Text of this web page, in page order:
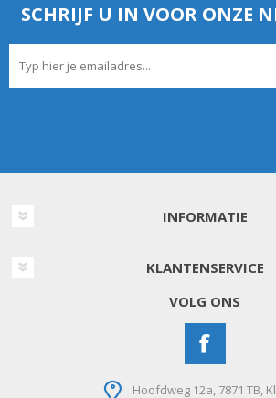
SCHRIJF U IN VOOR ONZE
INFORMATIE
KLANTENSERVICE
VOLG ONS
Hoofdweg 12a, 7871 TB,